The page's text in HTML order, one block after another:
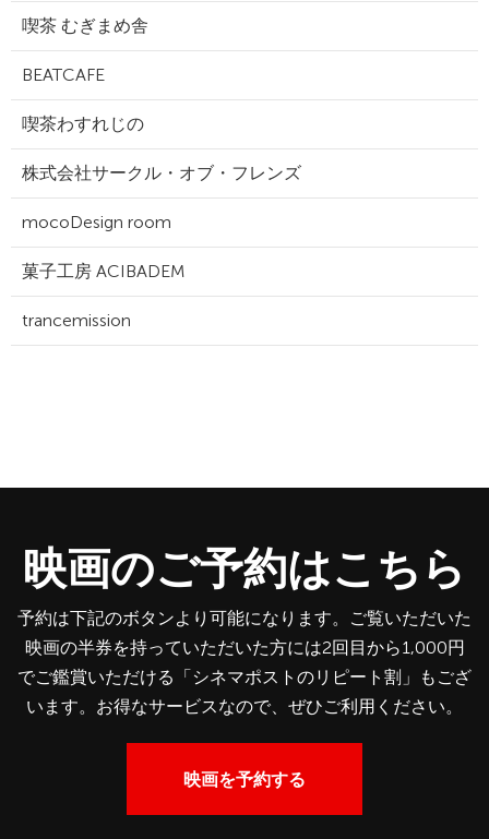
喫茶 むぎまめ舎
BEATCAFE
喫茶わすれじの
株式会社サークル・オブ・フレンズ
mocoDesign room
菓子工房 ACIBADEM
trancemission
映画のご予約はこちら
予約は下記のボタンより可能になります。ご覧いただいた
映画の半券を持っていただいた方には2回目から1,000円
でご鑑賞いただける「シネマポストのリピート割」もござ
います。お得なサービスなので、ぜひご利用ください。
映画を予約する